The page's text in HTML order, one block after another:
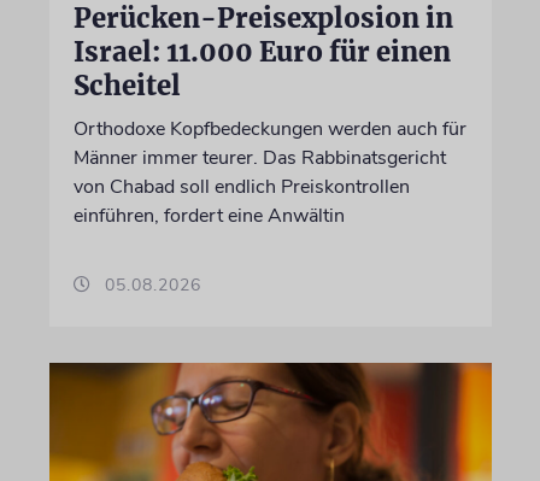
Perücken-Preisexplosion in
Israel: 11.000 Euro für einen
Scheitel
Orthodoxe Kopfbedeckungen werden auch für
Männer immer teurer. Das Rabbinatsgericht
von Chabad soll endlich Preiskontrollen
einführen, fordert eine Anwältin
05.08.2026